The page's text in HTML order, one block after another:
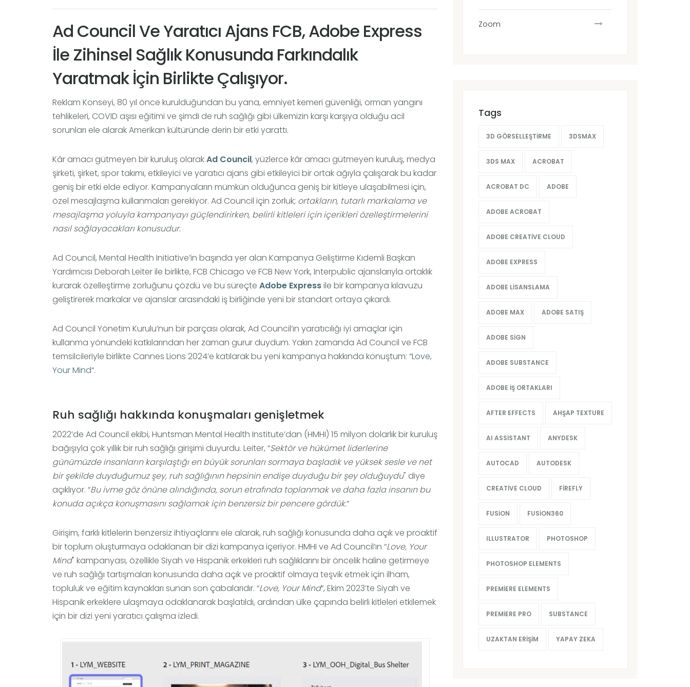
Ad Council Ve Yaratıcı Ajans FCB, Adobe Express
İle Zihinsel Sağlık Konusunda Farkındalık
Yaratmak İçin Birlikte Çalışıyor.
Reklam Konseyi, 80 yıl önce kurulduğundan bu yana, emniyet kemeri güvenliği, orman yangını
tehlikeleri, COVID aşısı eğitimi ve şimdi de ruh sağlığı gibi ülkemizin karşı karşıya olduğu acil
sorunları ele alarak Amerikan kültüründe derin bir etki yarattı.
Kâr amacı gütmeyen bir kuruluş olarakAd Council, yüzlerce kâr amacı gütmeyen kuruluş, medya
şirketi, şirket, spor takımı, etkileyici ve yaratıcı ajans gibi etkileyici bir ortak ağıyla çalışarak bu kadar
geniş bir etki elde ediyor. Kampanyaların mümkün olduğunca geniş bir kitleye ulaşabilmesi için,
özel mesajlaşma kullanmaları gerekiyor. Ad Council için zorluk; ortakların, tutarlı markalama ve
mesajlaşma yoluyla kampanyayı güçlendirirken, belirli kitleleri için içerikleri özelleştirmelerini
nasıl sağlayacakları konusudur.
Ad Council, Mental Health Initiative’in başında yer alan Kampanya Geliştirme Kıdemli Başkan
Yardımcısı Deborah Leiter ile birlikte, FCB Chicago ve FCB New York, Interpublic ajanslarıyla ortaklık
kurarak özelleştirme zorluğunu çözdü ve bu süreçte Adobe Expressile bir kampanya kılavuzu
geliştirerek markalar ve ajanslar arasındaki iş birliğinde yeni bir standart ortaya çıkardı.
Ad Council Yönetim Kurulu’nun bir parçası olarak, Ad Council’ın yaratıcılığı iyi amaçlar için
kullanma yönündeki katkılarından her zaman gurur duydum. Yakın zamanda Ad Council ve FCB
temsilcileriyle birlikte Cannes Lions 2024’e katılarak bu yeni kampanya hakkında konuştum: “Love,
Your Mind“.
Ruh sağlığı hakkında konuşmaları genişletmek
2022’de Ad Council ekibi, Huntsman Mental Health Institute’dan (HMHI) 15 milyon dolarlık bir kuruluş
bağışıyla çok yıllık bir ruh sağlığı girişimi duyurdu. Leiter, “Sektör ve hükümet liderlerine
günümüzde insanların karşılaştığı en büyük sorunları sormaya başladık ve yüksek sesle ve net
bir şekilde duyduğumuz şey, ruh sağlığının hepsinin endişe duyduğu bir şey olduğuydu" diye
açıklıyor. “Bu ivme göz önüne alındığında, sorun etrafında toplanmak ve daha fazla insanın bu
konuda açıkça konuşmasını sağlamak için benzersiz bir pencere gördük.“
Girişim, farklı kitlelerin benzersiz ihtiyaçlarını ele alarak, ruh sağlığı konusunda daha açık ve proaktif
bir toplum oluşturmaya odaklanan bir dizi kampanya içeriyor. HMHI ve Ad Council’ın “Love, Your
Mind" kampanyası, özellikle Siyah ve Hispanik erkekleri ruh sağlıklarını bir öncelik haline getirmeye
ve ruh sağlığı tartışmaları konusunda daha açık ve proaktif olmaya teşvik etmek için ilham,
topluluk ve eğitim kaynakları sunan son çabalarıdır. “Love, Your Mind“, Ekim 2023’te Siyah ve
Hispanik erkeklere ulaşmaya odaklanarak başlatıldı, ardından ülke çapında belirli kitleleri etkilemek
için bir dizi yeni yaratıcı çalışma izledi.
Zoom
Tags
3D GÖRSELLEŞTIRME 3DSMAX
3DS MAX ACROBAT
ACROBAT DC ADOBE
ADOBE ACROBAT
ADOBE CREATIVE CLOUD
ADOBE EXPRESS
ADOBE LISANSLAMA
ADOBE MAX ADOBE SATIŞ
ADOBE SIGN
ADOBE SUBSTANCE
ADOBE İŞ ORTAKLARI
AFTER EFFECTS AHŞAP TEXTURE
AI ASSISTANT ANYDESK
AUTOCAD AUTODESK
CREATIVE CLOUD FIREFLY
FUSION FUSION360
ILLUSTRATOR PHOTOSHOP
PHOTOSHOP ELEMENTS
PREMIERE ELEMENTS
PREMIERE PRO SUBSTANCE
UZAKTAN ERIŞIM YAPAY ZEKA